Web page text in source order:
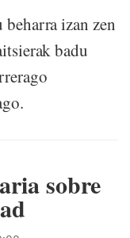
izan zen
badu
sobre